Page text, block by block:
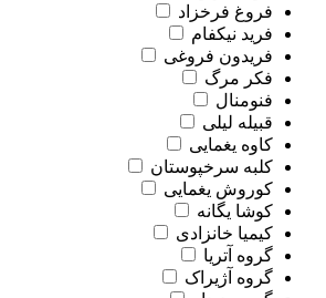
فروغ فرخزاد
فرید نیکفام
فریدون فروغی
فکر مرگ
فنومنال
قبیله لیلی
کاوه یغمایی
کلبه سرخپوستان
کوروش یغمایی
کوشا یگانه
کیمیا خانزادی
گروه آتریا
گروه آژیراک